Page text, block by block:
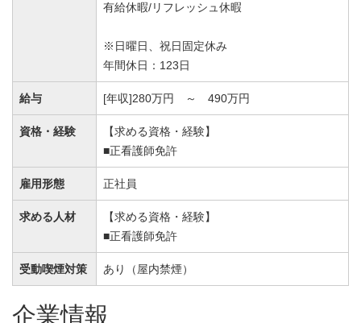
有給休暇/リフレッシュ休暇
※日曜日、祝日固定休み
年間休日：123日
給与 [年収]280万円 ～ 490万円
資格・経験
【求める資格・経験】
■正看護師免許
雇用形態 正社員
求める人材
【求める資格・経験】
■正看護師免許
受動喫煙対策 あり（屋内禁煙）
企業情報